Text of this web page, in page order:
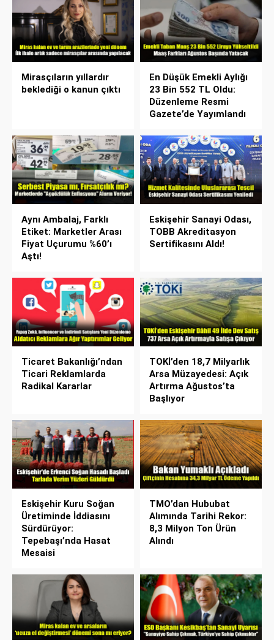
Mirasçıların yıllardır
beklediği o kanun çıktı
En Düşük Emekli Aylığı
23 Bin 552 TL Oldu:
Düzenleme Resmi
Gazete’de Yayımlandı
Aynı Ambalaj, Farklı
Etiket: Marketler Arası
Fiyat Uçurumu %60’ı
Aştı!
Eskişehir Sanayi Odası,
TOBB Akreditasyon
Sertifikasını Aldı!
Ticaret Bakanlığı’ndan
Ticari Reklamlarda
Radikal Kararlar
TOKİ’den 18,7 Milyarlık
Arsa Müzayedesi: Açık
Artırma Ağustos’ta
Başlıyor
Eskişehir Kuru Soğan
Üretiminde İddiasını
Sürdürüyor:
Tepebaşı’nda Hasat
Mesaisi
TMO’dan Hububat
Alımında Tarihi Rekor:
8,3 Milyon Ton Ürün
Alındı